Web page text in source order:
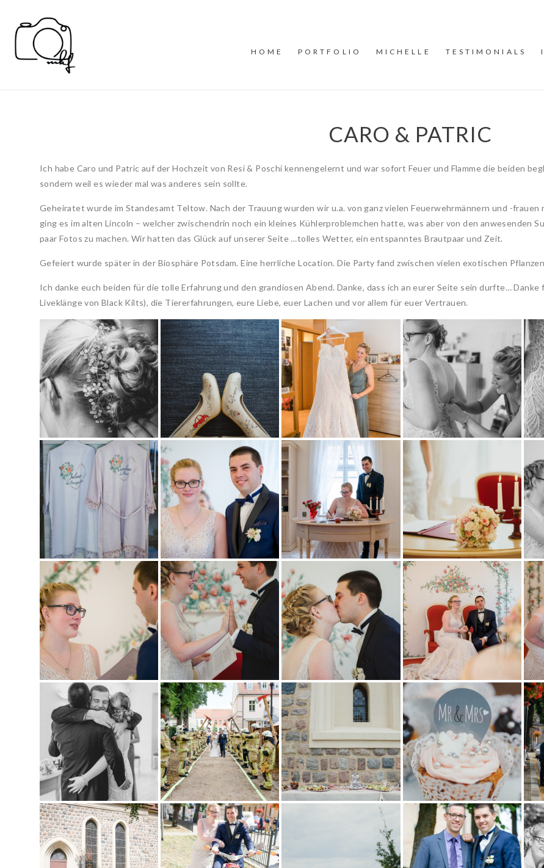
HOME PORTFOLIO MICHELLE TESTIMONIALS
CARO & PATRIC
Ich habe Caro und Patric auf der Hochzeit von Resi & Poschi kennengelernt und war sofort Feuer und Flamme die beiden
sondern weil es wieder mal was anderes sein sollte.
Geheiratet wurde im Standesamt Teltow. Nach der Trauung wurden wir u.a. von ganz vielen Feuerwehrmännern und -frauen
ging es im alten Lincoln – welcher zwischendrin noch ein kleines Kühlerproblemchen hatte, was aber von den anwesenden
paar Fotos zu machen. Wir hatten das Glück auf unserer Seite …tolles Wetter, ein entspanntes Brautpaar und Zeit.
Gefeiert wurde später in der Biosphäre Potsdam. Eine herrliche Location. Die Party fand zwischen vielen exotischen
Ich danke euch beiden für die tolle Erfahrung und den grandiosen Abend. Danke, dass ich an eurer Seite sein durfte…
Liveklänge von Black Kilts), die Tiererfahrungen, eure Liebe, euer Lachen und vor allem für euer Vertrauen.